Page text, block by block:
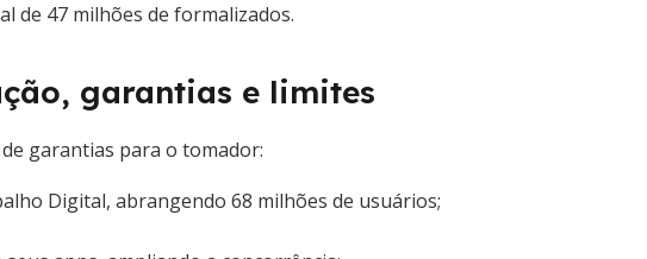
de 47 milhões de formalizados.
garantias e limites
garantias para o tomador:
Digital, abrangendo 68 milhões de usuários;